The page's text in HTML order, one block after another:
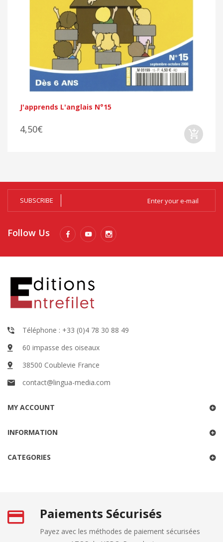
J'apprends L'anglais N°15
4,50€
SUBSCRIBE
Follow Us
Téléphone : +33 (0)4 78 30 88 49
60 impasse des oiseaux
38500 Coublevie France
contact@lingua-media.com
MY ACCOUNT
INFORMATION
CATEGORIES
Paiements Sécurisés
Payez avec les méthodes de paiement sécurisées